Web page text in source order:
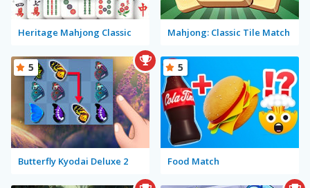
Heritage Mahjong Classic Mahjong: Classic Tile Match
Butterfly Kyodai Deluxe 2
5
Food Match
5